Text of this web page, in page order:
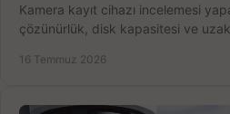
Kamera kayıt cihazı incelemesi
çözünürlük, disk kapasitesi ve
16 Temmuz 2026